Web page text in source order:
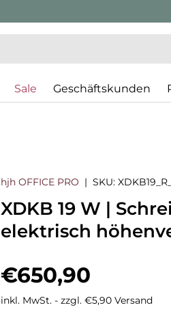
Sale Geschäftskunden
hjh OFFICE PRO |SKU:
XDKB 19 W |
elektrisch
Normaler Preis
€650,90
inkl. MwSt. - zzgl. €5,90 Versand